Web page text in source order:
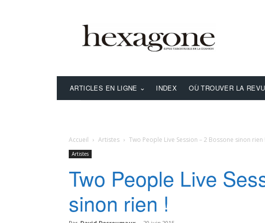
ARTICLES EN LIGNE INDEX OÙ TROUVER LA
Accueil Artistes Two People Live Session – 2 Bossone sinon rien !
Artistes
Two People Live
sinon rien !